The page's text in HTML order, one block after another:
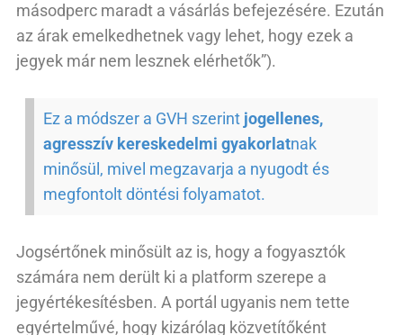
másodperc maradt a vásárlás befejezésére. Ezután
az árak emelkedhetnek vagy lehet, hogy ezek a
jegyek már nem lesznek elérhetők”).
Ez a módszer a GVH szerint jogellenes,
agresszív kereskedelmi gyakorlatnak
minősül, mivel megzavarja a nyugodt és
megfontolt döntési folyamatot.
Jogsértőnek minősült az is, hogy a fogyasztók
számára nem derült ki a platform szerepe a
jegyértékesítésben. A portál ugyanis nem tette
egyértelművé, hogy kizárólag közvetítőként